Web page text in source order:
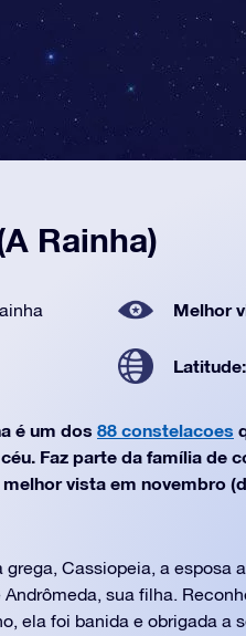
Rainha)
Melhor
Latitude:
é um dos 88 constelacoes
Faz parte da família de
vista em novembro
Cassiopeia, a esposa
sua filha.
ela foi banida e obrigada a